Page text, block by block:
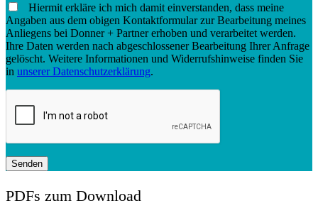
Hiermit erkläre ich mich damit einverstanden, dass meine
Angaben aus dem obigen Kontaktformular zur Bearbeitung meines
Anliegens bei Donner + Partner erhoben und verarbeitet werden.
Ihre Daten werden nach abgeschlossener Bearbeitung Ihrer Anfrage
gelöscht. Weitere Informationen und Widerrufshinweise finden Sie
in unserer Datenschutzerklärung.
PDFs zum Download